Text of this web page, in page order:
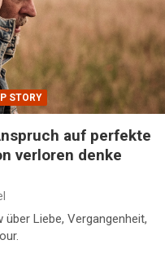
STORY
auf perfekte
verloren denke
Liebe, Vergangenheit,